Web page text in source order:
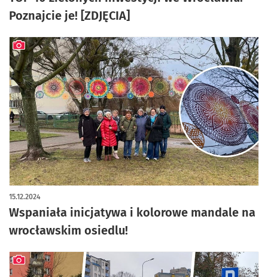
Poznajcie je! [ZDJĘCIA]
Wspaniała inicjatywa i kolorowe mandale na
wrocławskim osiedlu!
15.12.2024
artykuł z galerią zdjęć